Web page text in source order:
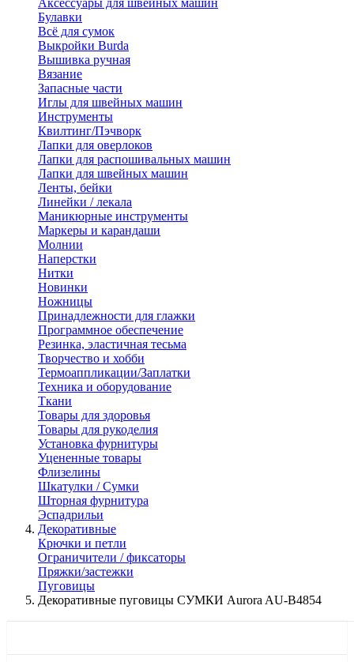
Аксессуары для швейных машин
Булавки
Всё для сумок
Выкройки Burda
Вышивка ручная
Вязание
Запасные части
Иглы для швейных машин
Инструменты
Квилтинг/Пэчворк
Лапки для оверлоков
Лапки для распошивальных машин
Лапки для швейных машин
Ленты, бейки
Линейки / лекала
Маникюрные инструменты
Маркеры и карандаши
Молнии
Наперстки
Нитки
Новинки
Ножницы
Принадлежности для глажки
Программное обеспечение
Резинка, эластичная тесьма
Творчество и хобби
Термоаппликации/Заплатки
Техника и оборудование
Ткани
Товары для здоровья
Товары для рукоделия
Установка фурнитуры
Уцененные товары
Флизелины
Шкатулки / Сумки
Шторная фурнитура
Эспадрильи
Декоративные
Крючки и петли
Ограничители / фиксаторы
Пряжки/застежки
Пуговицы
Декоративные пуговицы СУМКИ Aurora AU-B4854